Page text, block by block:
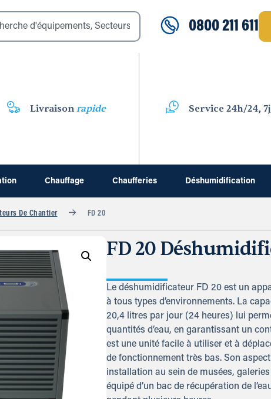
0800 211 611
Livraison rapide Service 24h/24,
Chauffage Chaufferies Déshumidification
De Chantier FD 20
FD 20
Le déshumidificateur FD 20 est un
à tous types d’environnements. La
20,4 litres par jour (24 heures) lui
quantités d’eau, en garantissant un
est une unité facile à utiliser et à
de fonctionnement très bas. Son
installation au sein de musées,
équipé d’un bac de récupération de